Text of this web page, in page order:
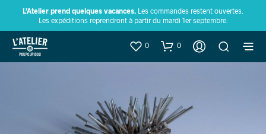
L’Atelier prend quelques vacances. Les commandes restent ouvertes.
Les expéditions reprendront à partir du mardi 1er septembre.
0 0